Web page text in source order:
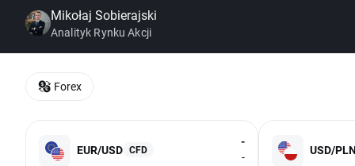
Mikołaj Sobierajski
Analityk Rynku Akcji
EUR/USD CFD
-
-
USD/
Forex